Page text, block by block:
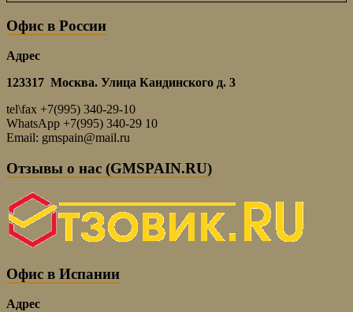
Офис в России
Адрес
123317 Москва. Улица Кандинского д. 3
tel\fax +7(995) 340-29-10
WhatsApp +7(995) 340-29 10
Email: gmspain@mail.ru
Отзывы о нас (GMSPAIN.RU)
Офис в Испании
Адрес